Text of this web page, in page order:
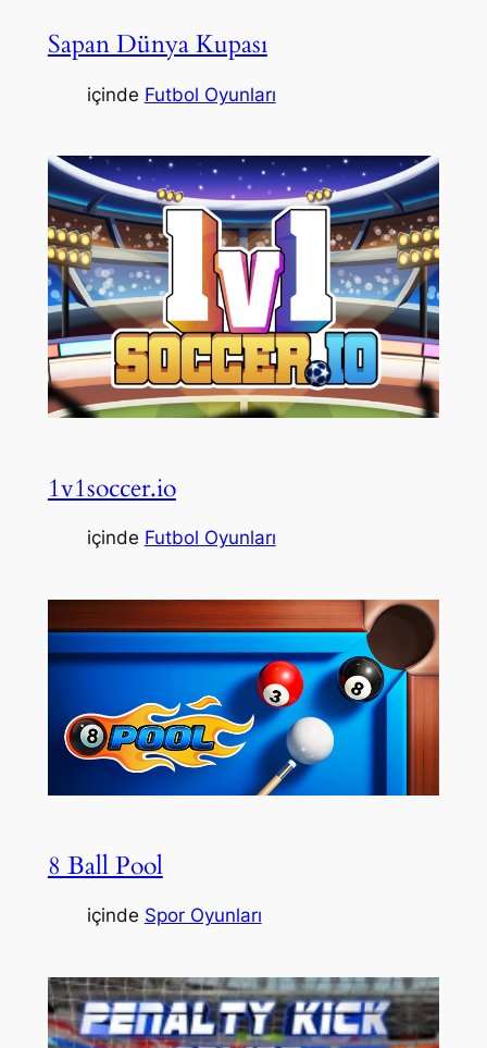
Sapan Dünya Kupası
içinde Futbol Oyunları
1v1soccer.io
içinde Futbol Oyunları
8 Ball Pool
içinde Spor Oyunları